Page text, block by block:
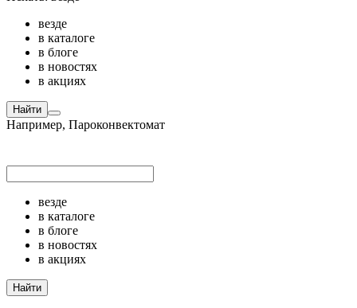
везде
в каталоге
в блоге
в новостях
в акциях
Найти
Например, Пароконвектомат
везде
в каталоге
в блоге
в новостях
в акциях
Найти